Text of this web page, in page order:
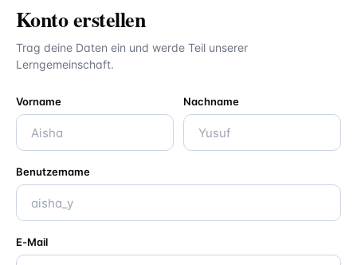
Konto erstellen
Trag deine Daten ein und werde Teil unserer
Lerngemeinschaft.
Vorname Nachname
Benutzername
E-Mail